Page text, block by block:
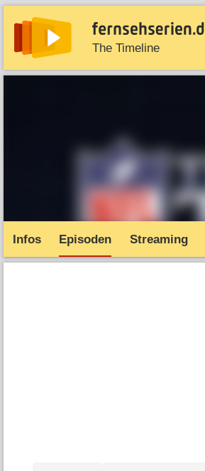
The Timeline
News Entdecken Streaming
Infos Episoden Streaming